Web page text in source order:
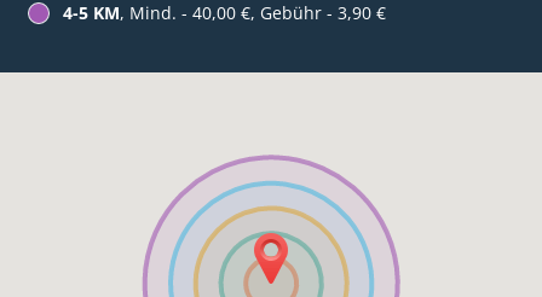
4-5 KM, Mind. - 40,00 €, Gebühr - 3,90 €